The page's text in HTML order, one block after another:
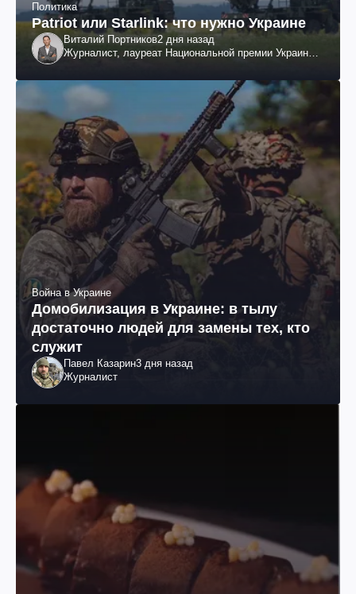
Политика
Patriot или Starlink: что нужно Украине
Виталий Портников2 дня назад
Журналист, лауреат Национальной премии Украины
Война в Украине
Домобилизация в Украине: в тылу
достаточно людей для замены тех, кто
служит
Павел Казарин3 дня назад
Журналист